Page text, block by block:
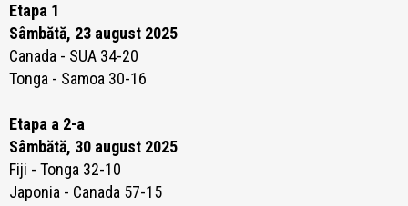
Etapa 1
Sâmbătă, 23 august 2025
Canada - SUA 34-20
Tonga - Samoa 30-16
Etapa a 2-a
Sâmbătă, 30 august 2025
Fiji - Tonga 32-10
Japonia - Canada 57-15